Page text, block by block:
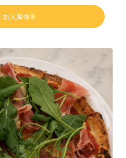
加入購物車